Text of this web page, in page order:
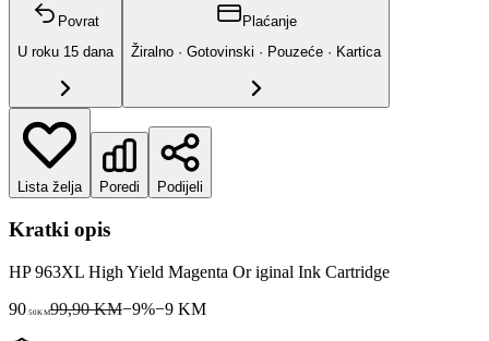
Povrat
U roku 15 dana
Plaćanje
Žiralno · Gotovinski · Pouzeće · Kartica
Lista želja Poredi Podijeli
Kratki opis
HP 963XL High Yield Magenta Or iginal Ink Cartridge
90 50KM99,90 KM−9%−9KM